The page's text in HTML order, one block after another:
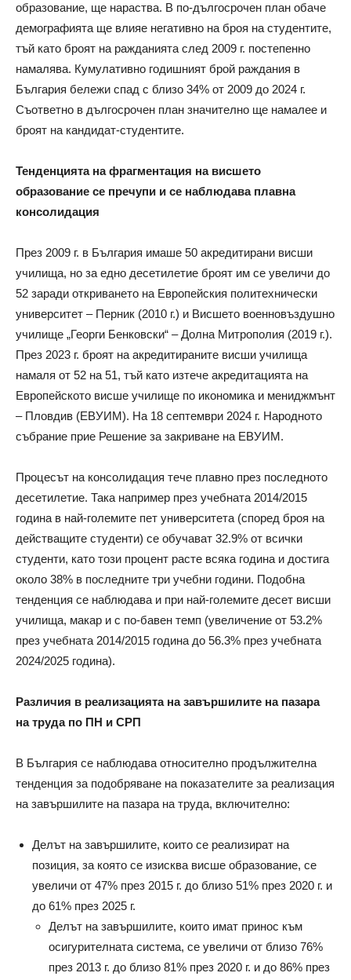
образование, ще нараства. В по-дългосрочен план обаче
демографията ще влияе негативно на броя на студентите,
тъй като броят на ражданията след 2009 г. постепенно
намалява. Кумулативно годишният брой раждания в
България бележи спад с близо 34% от 2009 до 2024 г.
Съответно в дългосрочен план значително ще намалее и
броят на кандидат-студентите.
Тенденцията на фрагментация на висшето
образование се пречупи и се наблюдава плавна
консолидация
През 2009 г. в България имаше 50 акредитирани висши
училища, но за едно десетилетие броят им се увеличи до
52 заради откриването на Европейския политехнически
университет – Перник (2010 г.) и Висшето военновъздушно
училище „Георги Бенковски“ – Долна Митрополия (2019 г.).
През 2023 г. броят на акредитираните висши училища
намаля от 52 на 51, тъй като изтече акредитацията на
Европейското висше училище по икономика и мениджмънт
– Пловдив (ЕВУИМ). На 18 септември 2024 г. Народното
събрание прие Решение за закриване на ЕВУИМ.
Процесът на консолидация тече плавно през последното
десетилетие. Така например през учебната 2014/2015
година в най-големите пет университета (според броя на
действащите студенти) се обучават 32.9% от всички
студенти, като този процент расте всяка година и достига
около 38% в последните три учебни години. Подобна
тенденция се наблюдава и при най-големите десет висши
училища, макар и с по-бавен темп (увеличение от 53.2%
през учебната 2014/2015 година до 56.3% през учебната
2024/2025 година).
Различия в реализацията на завършилите на пазара
на труда по ПН и СРП
В България се наблюдава относително продължителна
тенденция за подобряване на показателите за реализация
на завършилите на пазара на труда, включително:
Делът на завършилите, които се реализират на
позиция, за която се изисква висше образование, се
увеличи от 47% през 2015 г. до близо 51% през 2020 г. и
до 61% през 2025 г.
Делът на завършилите, които имат принос към
осигурителната система, се увеличи от близо 76%
през 2013 г. до близо 81% през 2020 г. и до 86% през